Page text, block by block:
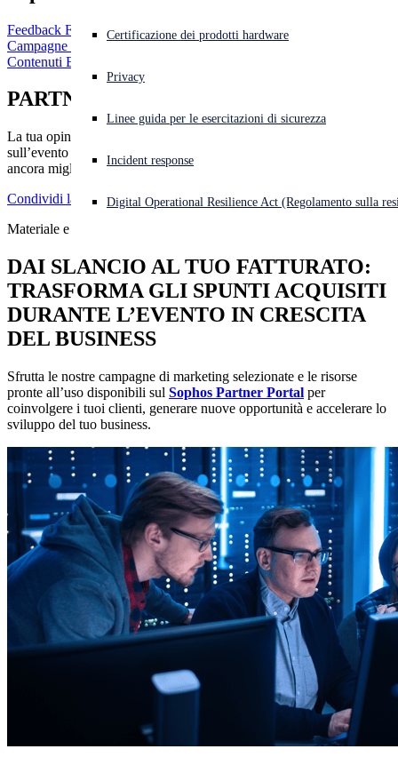
Cyberattacco in corso? Ottieni assistenza immediata
Accedi
Open search
Open language switcher
Certificazione dei prodotti hardware
Privacy
Linee guida per le esercitazioni di sicurezza
Incident response
Digital Operational Resilience Act (Regolamento sulla
Feedback Form
Campagne Marketing
Contenuti Evento
PARTNER FEEDBACK FORM
La tua opinione è fondamentale: condividi il tuo feedback
sull’evento di quest’anno e aiutaci a costruire insieme un’esperienza
ancora migliore.
Condividi la tua Opinione
Materiale e Campagne per il Comarketing
DAI SLANCIO AL TUO FATTURATO:
TRASFORMA GLI SPUNTI ACQUISITI
DURANTE L’EVENTO IN CRESCITA
DEL BUSINESS
Sfrutta le nostre campagne di marketing selezionate e le risorse
pronte all’uso disponibili sul Sophos Partner Portal per
coinvolgere i tuoi clienti, generare nuove opportunità e accelerare lo
sviluppo del tuo business.